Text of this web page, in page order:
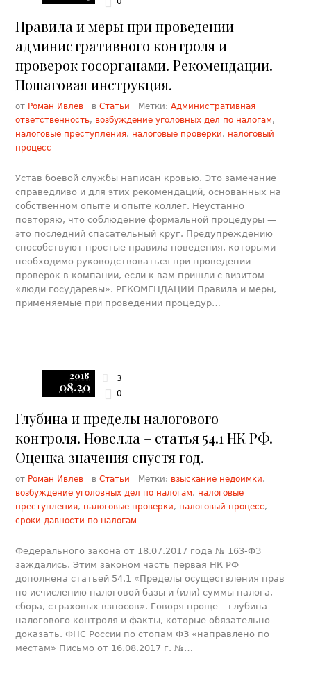
Правила и меры при проведении
административного контроля и
проверок госорганами. Рекомендации.
Пошаговая инструкция.
от Роман Ивлев вСтатьи Метки:Административная
ответственность, возбуждение уголовных дел по налогам,
налоговые преступления, налоговые проверки, налоговый
процесс
Устав боевой службы написан кровью. Это замечание
справедливо и для этих рекомендаций, основанных на
собственном опыте и опыте коллег. Неустанно
повторяю, что соблюдение формальной процедуры —
это последний спасательный круг. Предупреждению
способствуют простые правила поведения, которыми
необходимо руководствоваться при проведении
проверок в компании, если к вам пришли с визитом
«люди государевы». РЕКОМЕНДАЦИИ Правила и меры,
применяемые при проведении процедур…
2018
08.20 0
3
Глубина и пределы налогового
контроля. Новелла – статья 54.1 НК РФ.
Оценка значения спустя год.
от Роман Ивлев вСтатьи Метки: взыскание недоимки,
возбуждение уголовных дел по налогам, налоговые
преступления, налоговые проверки, налоговый процесс,
сроки давности по налогам
Федерального закона от 18.07.2017 года № 163-ФЗ
заждались. Этим законом часть первая НК РФ
дополнена статьей 54.1 «Пределы осуществления прав
по исчислению налоговой базы и (или) суммы налога,
сбора, страховых взносов». Говоря проще – глубина
налогового контроля и факты, которые обязательно
доказать. ФНС России по стопам ФЗ «направлено по
местам» Письмо от 16.08.2017 г. №…